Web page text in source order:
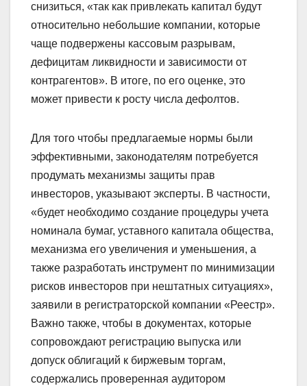
снизиться, «так как привлекать капитал будут
относительно небольшие компании, которые
чаще подвержены кассовым разрывам,
дефицитам ликвидности и зависимости от
контрагентов». В итоге, по его оценке, это
может привести к росту числа дефолтов.
Для того чтобы предлагаемые нормы были
эффективными, законодателям потребуется
продумать механизмы защиты прав
инвесторов, указывают эксперты. В частности,
«будет необходимо создание процедуры учета
номинала бумаг, уставного капитала общества,
механизма его увеличения и уменьшения, а
также разработать инструмент по минимизации
рисков инвесторов при нештатных ситуациях»,
заявили в регистраторской компании «Реестр».
Важно также, чтобы в документах, которые
сопровождают регистрацию выпуска или
допуск облигаций к биржевым торгам,
содержались проверенная аудитором